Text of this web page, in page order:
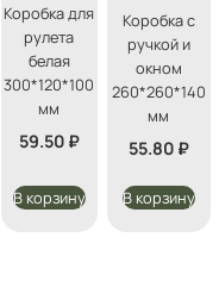
Коробка для
рулета
белая
300*120*100
мм
59.50 ₽
В корзину
Коробка с
ручкой и
окном
260*260*140
мм
55.80 ₽
В корзину